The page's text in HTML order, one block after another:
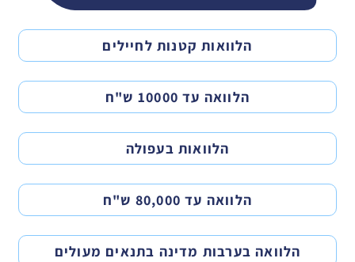
הלוואות קטנות לחיילים
הלוואה עד 10000 ש"ח
הלוואות בעפולה
הלוואה עד 80,000 ש"ח
הלוואה בערבות מדינה בתנאים מעולים